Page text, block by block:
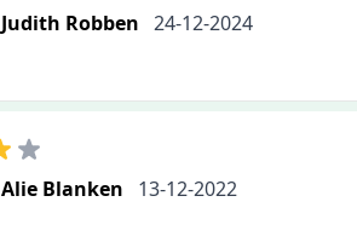
Judith Robben 24-12-2024
Alie Blanken
13-12-2022